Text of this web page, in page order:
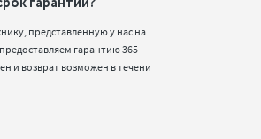
представленную у нас на
гарантию 365
и возврат возможен в течени